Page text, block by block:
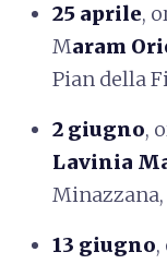
25 aprile,
Maram
Pian della
2 giugno,
Lavinia
Minazzana,
13 giugno,